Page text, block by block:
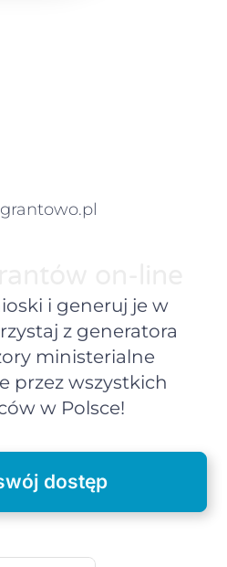
grantowo.pl
i generuj je w
z generatora
ministerialne
przez wszystkich
w Polsce!
dostęp